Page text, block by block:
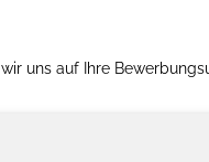
uns auf Ihre